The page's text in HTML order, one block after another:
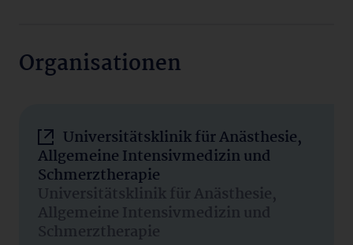
Organisationen
Universitätsklinik für Anästhesie,
Allgemeine Intensivmedizin und
Schmerztherapie
Universitätsklinik für Anästhesie,
Allgemeine Intensivmedizin und
Schmerztherapie